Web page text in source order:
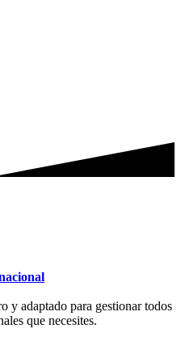
y adaptado para gestionar todos
que necesites.